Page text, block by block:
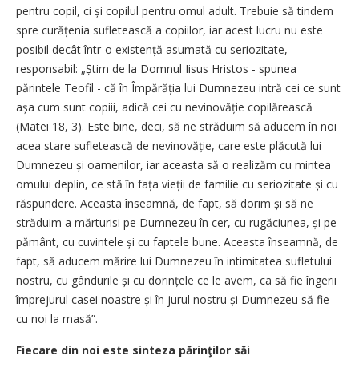
pentru copil, ci și copilul pentru omul adult. Trebuie să tindem
spre curățenia sufletească a copiilor, iar acest lucru nu este
posibil decât într-o existență asumată cu seriozitate,
responsabil: „Știm de la Domnul Iisus Hristos - spunea
părintele Teofil - că în Împărăția lui Dumnezeu intră cei ce sunt
așa cum sunt copiii, adică cei cu nevi­novăție copilărească
(Matei 18, 3). Este bine, deci, să ne străduim să aducem în noi
acea stare sufletească de nevinovăție, care este plăcută lui
Dumnezeu și oamenilor, iar aceasta să o realizăm cu mintea
omului deplin, ce stă în fața vieții de familie cu seriozitate și cu
răspundere. Aceasta înseamnă, de fapt, să dorim și să ne
străduim a mărturisi pe Dumnezeu în cer, cu rugăciunea, și pe
pământ, cu cuvintele și cu faptele bune. Aceasta înseamnă, de
fapt, să aducem mărire lui Dumnezeu în intimitatea sufletului
nostru, cu gândurile și cu dorințele ce le avem, ca să fie îngerii
împrejurul casei noastre și în jurul nostru și Dumnezeu să fie
cu noi la masă”.
Fiecare din noi este sinteza părinţilor săi